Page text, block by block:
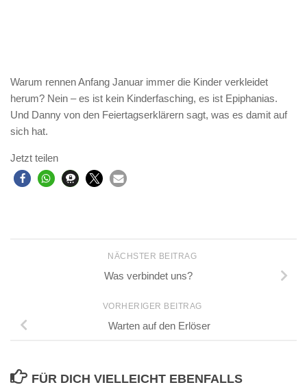
Warum rennen Anfang Januar immer die Kinder verkleidet
herum? Nein – es ist kein Kinderfasching, es ist Epiphanias.
Und Danny von den Feiertagserklärern sagt, was es damit auf
sich hat.
Jetzt teilen
NÄCHSTER BEITRAG
Was verbindet uns?
VORHERIGER BEITRAG
Warten auf den Erlöser
FÜR DICH VIELLEICHT EBENFALLS